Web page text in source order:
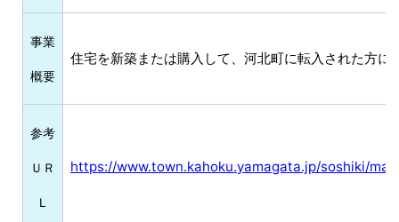
事業
概要
住宅を新築または購入して、河北町に転入された方に
参考
ＵＲ
Ｌ
https://www.town.kahoku.yamagata.jp/soshiki/